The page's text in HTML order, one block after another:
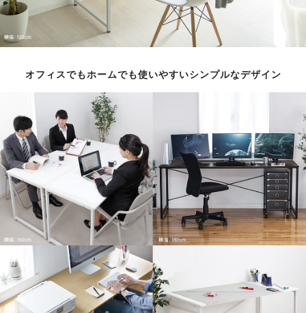
オフィスでもホームでも使いやすいシンプルなデザイン